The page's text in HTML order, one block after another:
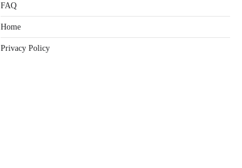
FAQ
Home
Privacy Policy